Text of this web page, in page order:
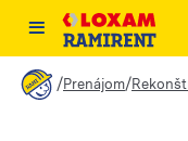
/Prenájom/